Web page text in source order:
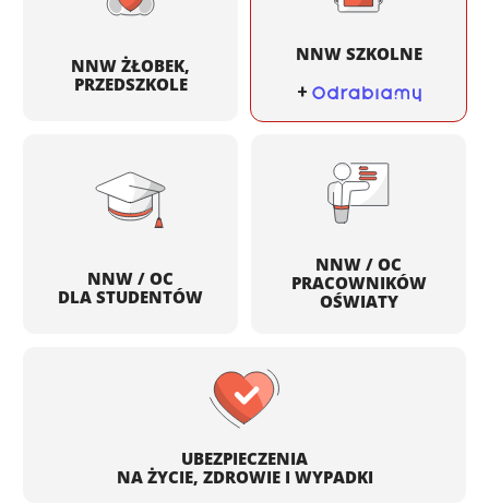
NNW ŻŁOBEK,
PRZEDSZKOLE
NNW SZKOLNE
+
NNW / OC
DLA STUDENTÓW
NNW / OC
PRACOWNIKÓW
OŚWIATY
UBEZPIECZENIA
NA ŻYCIE, ZDROWIE I WYPADKI